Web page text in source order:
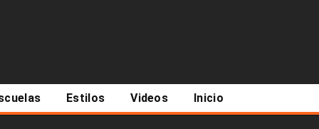
Estilos Videos Inicio